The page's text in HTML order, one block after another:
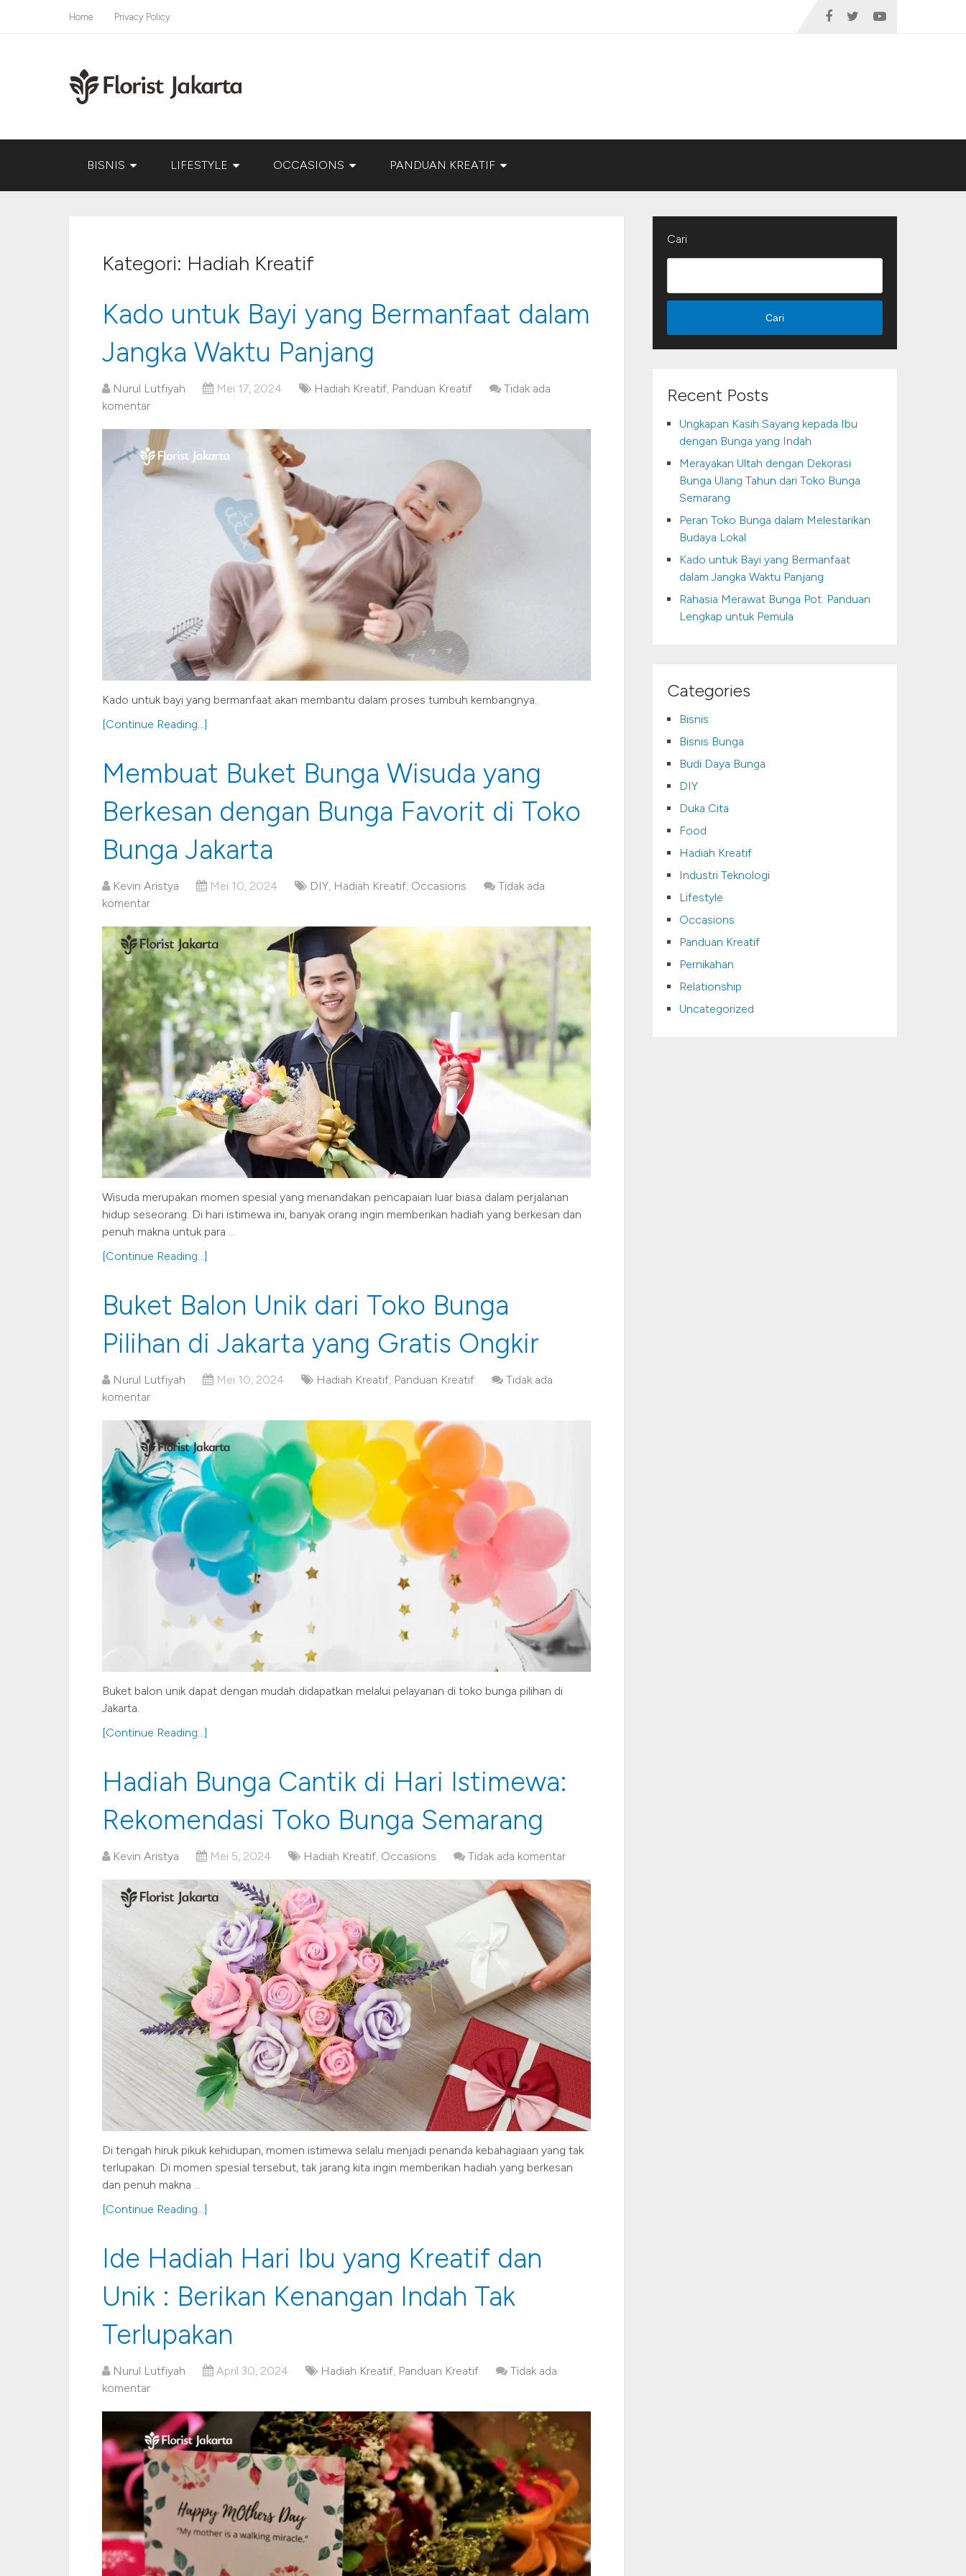
Home Privacy Policy
BISNIS LIFESTYLE OCCASIONS PANDUAN KREATIF
Kategori: Hadiah Kreatif
Kado untuk Bayi yang Bermanfaat dalam
Jangka Waktu Panjang
Nurul Lutfiyah Mei 17, 2024 Hadiah Kreatif, Panduan Kreatif
Tidak ada
komentar
Kado untuk bayi yang bermanfaat akan membantu dalam proses tumbuh kembangnya.
[Continue Reading...]
Membuat Buket Bunga Wisuda yang
Berkesan dengan Bunga Favorit di Toko
Bunga Jakarta
Kevin Aristya Mei 10, 2024 DIY, Hadiah Kreatif, Occasions
Tidak ada
komentar
Wisuda merupakan momen spesial yang menandakan pencapaian luar biasa dalam perjalanan
hidup seseorang. Di hari istimewa ini, banyak orang ingin memberikan hadiah yang berkesan dan
penuh makna untuk para …
[Continue Reading...]
Buket Balon Unik dari Toko Bunga
Pilihan di Jakarta yang Gratis Ongkir
Nurul Lutfiyah Mei 10, 2024 Hadiah Kreatif, Panduan Kreatif
Tidak ada
komentar
Buket balon unik dapat dengan mudah didapatkan melalui pelayanan di toko bunga pilihan di
Jakarta.
[Continue Reading...]
Hadiah Bunga Cantik di Hari Istimewa:
Rekomendasi Toko Bunga Semarang
Kevin Aristya Mei 5, 2024 Hadiah Kreatif, Occasions Tidak ada komentar
Di tengah hiruk pikuk kehidupan, momen istimewa selalu menjadi penanda kebahagiaan yang tak
terlupakan. Di momen spesial tersebut, tak jarang kita ingin memberikan hadiah yang berkesan
dan penuh makna …
[Continue Reading...]
Ide Hadiah Hari Ibu yang Kreatif dan
Unik : Berikan Kenangan Indah Tak
Terlupakan
Nurul Lutfiyah April 30, 2024 Hadiah Kreatif, Panduan Kreatif
Tidak ada
komentar
Cari
Cari
Recent Posts
Ungkapan Kasih Sayang kepada Ibu
dengan Bunga yang Indah
Merayakan Ultah dengan Dekorasi
Bunga Ulang Tahun dari Toko Bunga
Semarang
Peran Toko Bunga dalam Melestarikan
Budaya Lokal
Kado untuk Bayi yang Bermanfaat
dalam Jangka Waktu Panjang
Rahasia Merawat Bunga Pot: Panduan
Lengkap untuk Pemula
Categories
Bisnis
Bisnis Bunga
Budi Daya Bunga
DIY
Duka Cita
Food
Hadiah Kreatif
Industri Teknologi
Lifestyle
Occasions
Panduan Kreatif
Pernikahan
Relationship
Uncategorized